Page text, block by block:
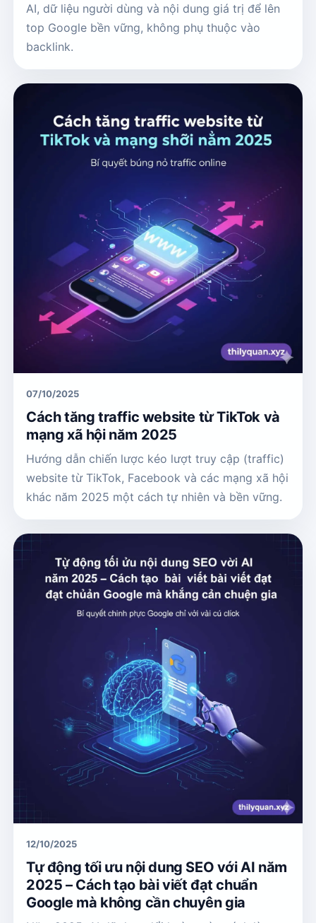
AI, dữ liệu người dùng và nội dung giá trị để lên
top Google bền vững, không phụ thuộc vào
backlink.
07/10/2025
Cách tăng traffic website từ TikTok và
mạng xã hội năm 2025
Hướng dẫn chiến lược kéo lượt truy cập (traffic)
website từ TikTok, Facebook và các mạng xã hội
khác năm 2025 một cách tự nhiên và bền vững.
12/10/2025
Tự động tối ưu nội dung SEO với AI năm
2025 – Cách tạo bài viết đạt chuẩn
Google mà không cần chuyên gia